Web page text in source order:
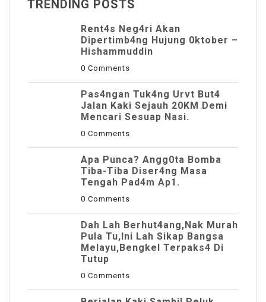
TRENDING POSTS
Rent4s Neg4ri Akan
Dipertimb4ng Hujung 0ktober –
Hishammuddin
0 Comments
Pas4ngan Tuk4ng Urvt But4
JaIan Kaki Sejauh 20KM Demi
Mencari Sesuap Nasi.
0 Comments
Apa Punca? Angg0ta Bomba
Tiba-Tiba Diser4ng Masa
Tengah Pad4m Ap1.
0 Comments
Dah Lah Berhut4ang,Nak Murah
Pula Tu,Ini Lah Sikap Bangsa
Melayu,Bengkel Terpaks4 Di
Tutup
0 Comments